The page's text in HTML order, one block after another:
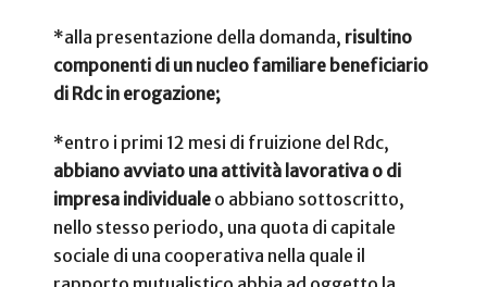
*alla presentazione della domanda, risultino
componenti di un nucleo familiare beneficiario
di Rdc in erogazione;
*entro i primi 12 mesi di fruizione del Rdc,
abbiano avviato una attività lavorativa o di
impresa individuale o abbiano sottoscritto,
nello stesso periodo, una quota di capitale
sociale di una cooperativa nella quale il